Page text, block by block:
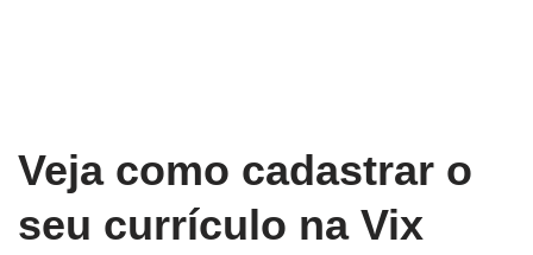
Veja como cadastrar o
seu currículo na Vix